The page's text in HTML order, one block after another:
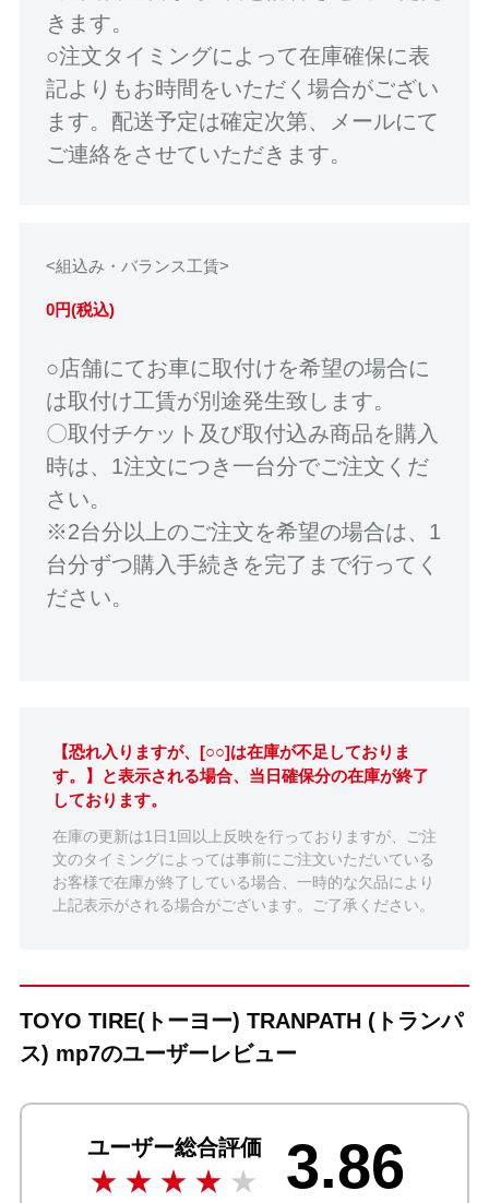
きます。
○注文タイミングによって在庫確保に表
記よりもお時間をいただく場合がござい
ます。配送予定は確定次第、メールにて
ご連絡をさせていただきます。
<組込み・バランス工賃>
0円(税込)
○店舗にてお車に取付けを希望の場合に
は取付け工賃が別途発生致します。
〇取付チケット及び取付込み商品を購入
時は、1注文につき一台分でご注文くだ
さい。
※2台分以上のご注文を希望の場合は、1
台分ずつ購入手続きを完了まで行ってく
ださい。
【恐れ入りますが、[○○]は在庫が不足しておりま
す。】と表示される場合、当日確保分の在庫が終了
しております。
在庫の更新は1日1回以上反映を行っておりますが、ご注
文のタイミングによっては事前にご注文いただいている
お客様で在庫が終了している場合、一時的な欠品により
上記表示がされる場合がございます。ご了承ください。
TOYO TIRE(トーヨー) TRANPATH (トランパ
ス) mp7のユーザーレビュー
ユーザー総合評価 3.86